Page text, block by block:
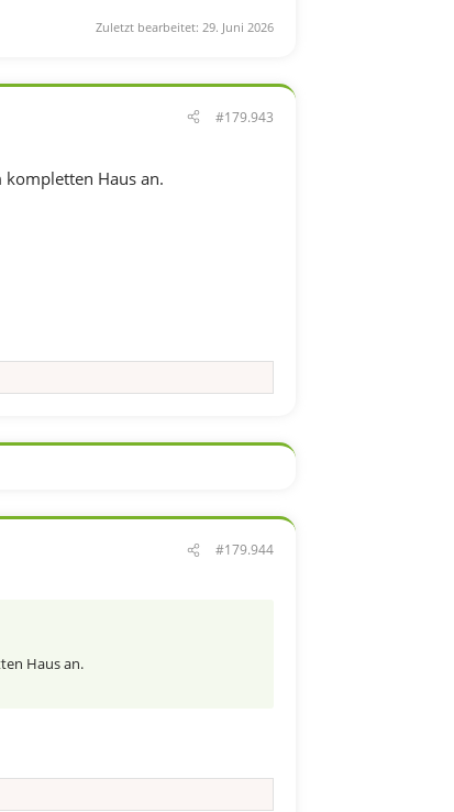
Zuletzt bearbeitet: 29. Juni 2026
#179.943
kompletten Haus an.
#179.944
Haus an.